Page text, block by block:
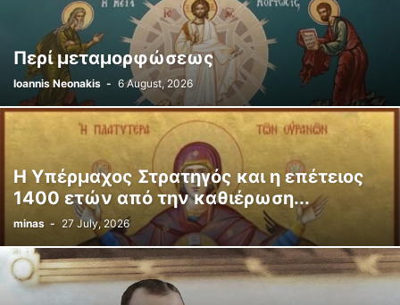
Περί μεταμορφώσεως
Ioannis Neonakis - 6 August, 2026
Η Υπέρμαχος Στρατηγός και η επέτειος
1400 ετών από την καθιέρωση...
minas - 27 July, 2026